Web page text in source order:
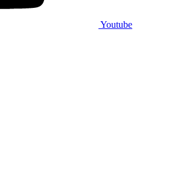
Youtube